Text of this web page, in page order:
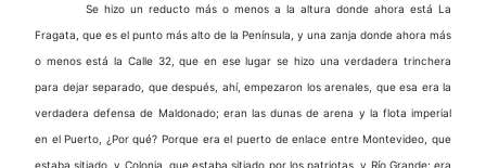
Se hizo un reducto más o menos a la altura donde ahora está La
Fragata, que es el punto más alto de la Península, y una zanja donde ahora más
o menos está la Calle 32, que en ese lugar se hizo una verdadera trinchera
para dejar separado, que después, ahí, empezaron los arenales, que esa era la
verdadera defensa de Maldonado; eran las dunas de arena y la flota imperial
en el Puerto, ¿Por qué? Porque era el puerto de enlace entre Montevideo, que
estaba sitiado, y Colonia, que estaba sitiado por los patriotas, y Río Grande; era